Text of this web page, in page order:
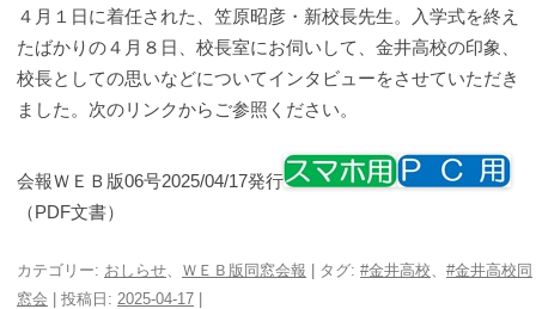
４月１日に着任された、笠原昭彦・新校長先生。入学式を終え
たばかりの４月８日、校長室にお伺いして、金井高校の印象、
校長としての思いなどについてインタビューをさせていただき
ました。次のリンクからご参照ください。
会報ＷＥＢ版06号2025/04/17発行
（PDF文書）
カテゴリー: おしらせ ＷＥＢ版同窓会報 | タグ: #金井高校
#金井高校同
窓会 | 投稿日: 2025-04-17 |